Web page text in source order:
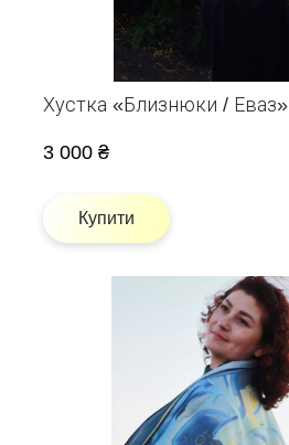
Хустка «Близнюки / Еваз»
3 000 ₴
Купити